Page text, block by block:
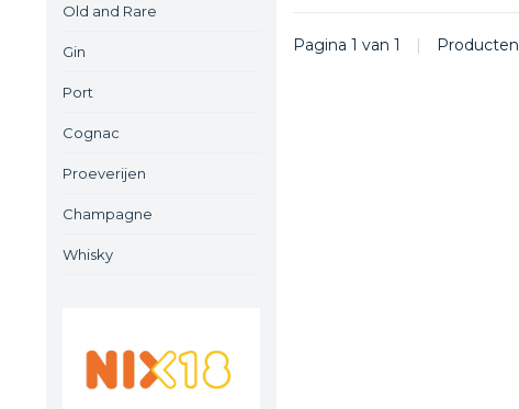
Old and Rare
Gin
Port
Cognac
Proeverijen
Champagne
Whisky
Pagina 1 van 1 | Producten